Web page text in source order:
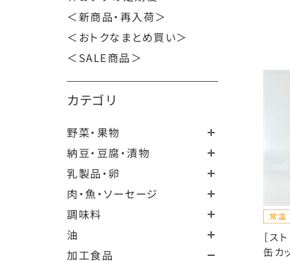
＜新商品・再入荷＞
＜おトクなまとめ買い＞
＜SALE商品＞
カテゴリ
野菜・果物
納豆・豆腐・漬物
乳製品・卵
肉・魚・ソーセージ
調味料
油
加工食品
［ス
缶カ